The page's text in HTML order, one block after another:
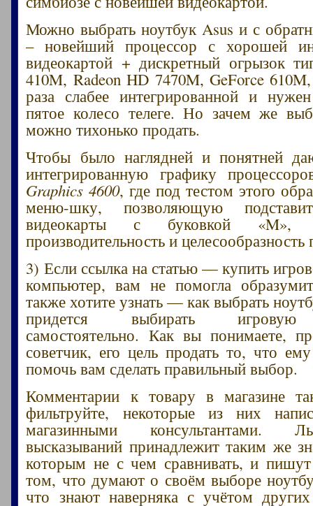
Можно выбрать ноутбук Asus и с
– новейший процессор с хорошей
видеокартой + дискретный огрызок
410M, Radeon HD 7470M, GeForce
раза слабее интегрированной и
пятое колесо телеге. Но зачем же
можно тихонько продать.
Чтобы было наглядней и понятней
интегрированную графику
Graphics 4600, где под тестом этого
меню-шку, позволяющую
видеокарты с буковкой «M»,
производительность и
3) Если ссылка на статью — купить
компьютер, вам не помогла
также хотите узнать — как выбрать
придется выбирать игровую
самостоятельно. Как вы понимаете,
советчик, его цель продать то, что
помочь вам сделать правильный выбор.
Комментарии к товару в магазине
фильтруйте, некоторые из них
магазинными консультантами.
высказываний принадлежит таким же
которым не с чем сравнивать, и
том, что думают о своём выборе
что знают наверняка с учётом